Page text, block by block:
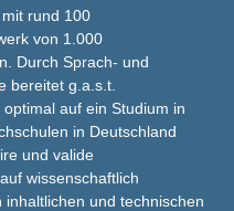
rund 100
von 1.000
Durch Sprach- und
bereitet g.a.s.t.
auf ein Studium in
in Deutschland
und valide
wissenschaftlich
und technischen